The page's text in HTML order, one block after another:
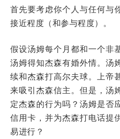
首先要考虑你个人与任何与
接近程度（和参与程度）。
假设汤姆每个月都和一个非
汤姆得知杰森有婚外情。汤
续和杰森打高尔夫球。上帝
来吸引杰森信主。但是，汤
定杰森的行为吗？汤姆是否
信用卡，并为杰森打电话提
易进行？